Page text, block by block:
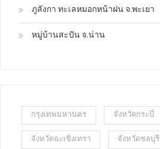
ภูลังกา ทะเลหมอกหน้าฝน จ.พะเยา
หมู่บ้านสะปัน จ.น่าน
กรุงเทพมหานคร จังหวัดกระบี่
จังหวัดฉะเชิงเทรา จังหวัดชลบุรี